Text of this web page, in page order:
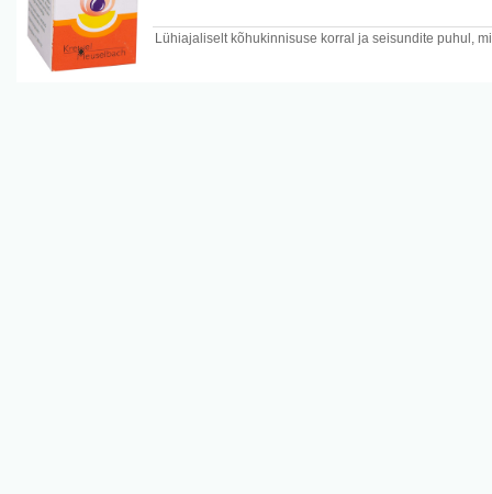
Lühiajaliselt kõhukinnisuse korral ja seisundite puhul,